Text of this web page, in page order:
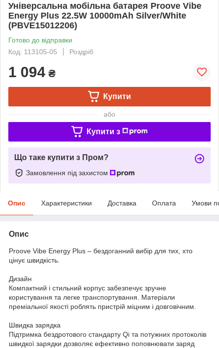
Універсальна мобільна батарея Proove Vibe
Energy Plus 22.5W 10000mAh Silver/White
(PBVE15012206)
Готово до відправки
Код: 113105-05
Роздріб
1 094 ₴
Купити
або
Купити з
Що таке купити з Пром?
Замовлення під захистом
Опис Характеристики Доставка Оплата Умови
Опис
Proove Vibe Energy Plus – бездоганний вибір для тих, хто
цінує швидкість.
Дизайн
Компактний і стильний корпус забезпечує зручне
користування та легке транспортування. Матеріали
преміальної якості роблять пристрій міцним і довговічним.
Швидка зарядка
Підтримка бездротового стандарту Qi та потужних протоколів
швидкої зарядки дозволяє ефективно поповнювати заряд